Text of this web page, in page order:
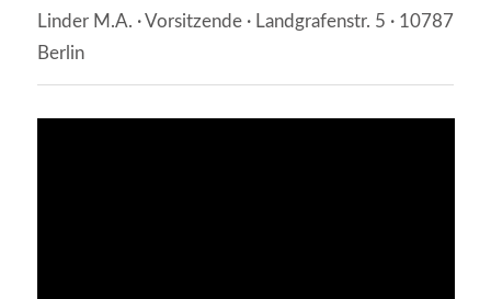
Linder M.A. · Vorsitzende · Landgrafenstr. 5 · 10787
Berlin